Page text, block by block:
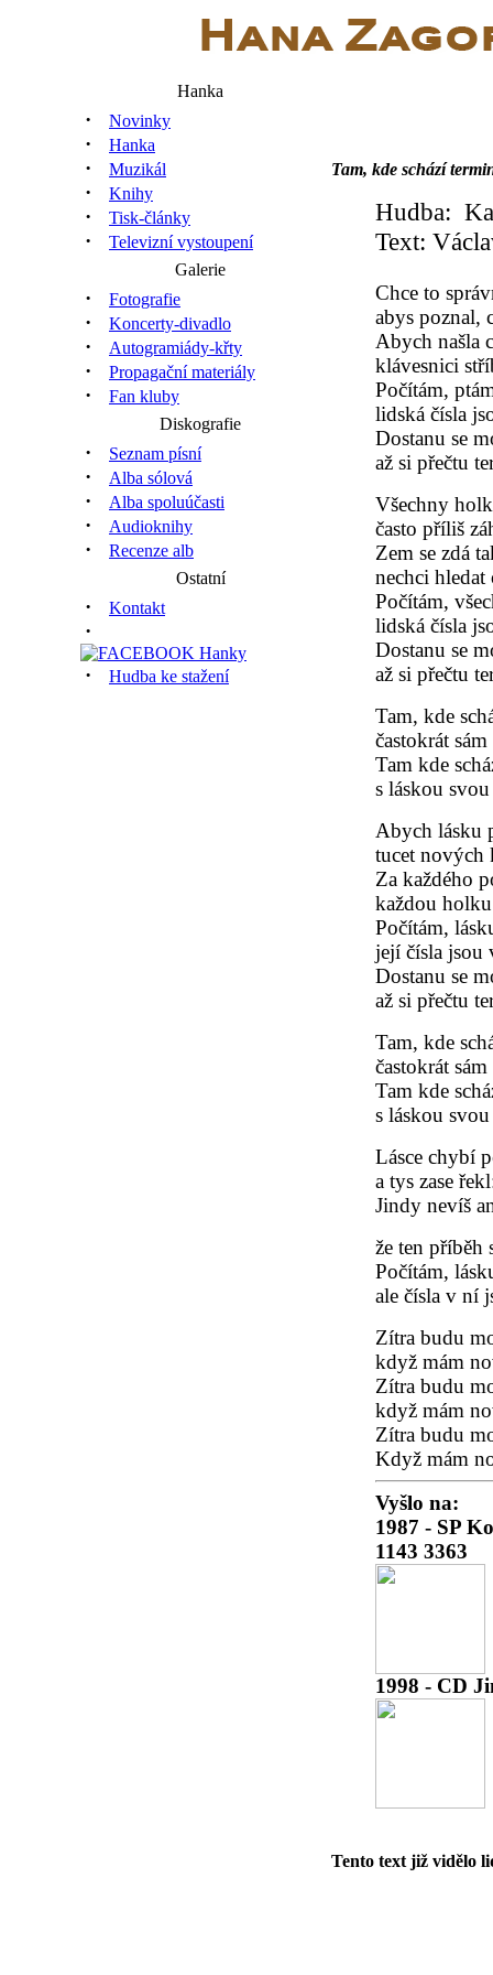
Hanka
· Novinky
· Hanka
· Muzikál
· Knihy
· Tisk-články
·
Televizní vystoupení
Galerie
· Fotografie
· Koncerty-divadlo
· Autogramiády-křty
· Propagační materiály
·
Fan kluby
Diskografie
· Seznam písní
· Alba sólová
· Alba spoluúčasti
· Audioknihy
·
Recenze alb
Ostatní
· Kontakt
·
·
Hudba ke stažení
Tam, kde schází
Hudba:
Text:
Chce to
abys poznal,
Abych našla
klávesnici
Počítám,
lidská čísla
Dostanu se
až si přečtu
Všechny
často příliš
Zem se zdá
nechci
Počítám,
lidská čísla
Dostanu se
až si přečtu
Tam, kde
častokrát
Tam kde
s láskou
Abych lásku
tucet nových
Za každého
každou
Počítám,
její čísla jsou
Dostanu se
až si přečtu
Tam, kde
častokrát
Tam kde
s láskou
Lásce chybí
a tys zase
Jindy nevíš
že ten
Počítám,
ale čísla v ní
Zítra budu
když mám
Zítra budu
když mám
Zítra budu
Když mám
Vyšlo na:
1987 - SP
1143 3363
1998 - CD
Tento text již vidělo